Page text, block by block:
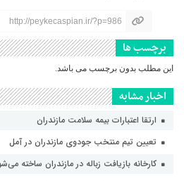
http://peykecaspian.ir/?p=986
برچسب ها
این مطلب بدون برچسب می باشد.
اخبار مشابه
ارتقا اعتبارات بیمه سلامت مازندران
تعیین تیم منتخب جودوی مازندران در آمل
کارخانه بازیافت زباله در مازندران ساخته